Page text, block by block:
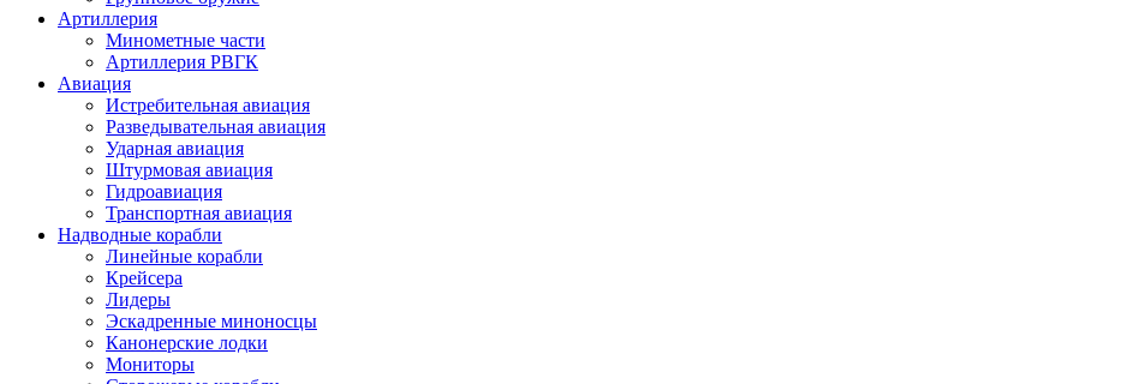
Артиллерия
Минометные части
Артиллерия РВГК
Авиация
Истребительная авиация
Разведывательная авиация
Ударная авиация
Штурмовая авиация
Гидроавиация
Транспортная авиация
Надводные корабли
Линейные корабли
Крейсера
Лидеры
Эскадренные миноносцы
Канонерские лодки
Мониторы